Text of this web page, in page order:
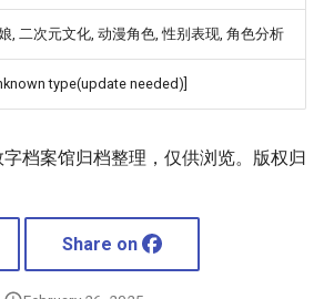
, 二次元文化, 动漫角色, 性别表现, 角色分析
type(update needed)]
档案馆归档整理，仅供浏览。版权归
Share on